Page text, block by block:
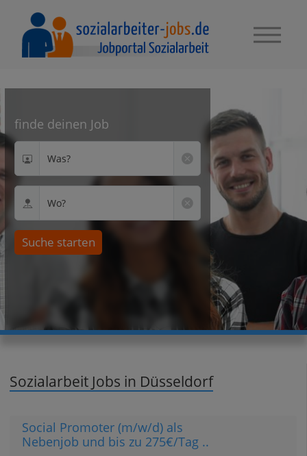
finde deinen Job
Was?
Wo?
Suche starten
Sozialarbeit Jobs in Düsseldorf
Social Promoter (m/w/d) als
Nebenjob und bis zu 275€/Tag ..